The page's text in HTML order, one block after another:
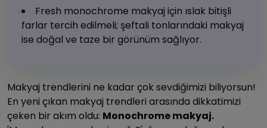
Fresh monochrome makyaj için ıslak bitişli
farlar tercih edilmeli; şeftali tonlarındaki makyaj
ise doğal ve taze bir görünüm sağlıyor.
Makyaj trendlerini ne kadar çok sevdiğimizi biliyorsun!
En yeni çıkan makyaj trendleri arasında dikkatimizi
çeken bir akım oldu: Monochrome makyaj.